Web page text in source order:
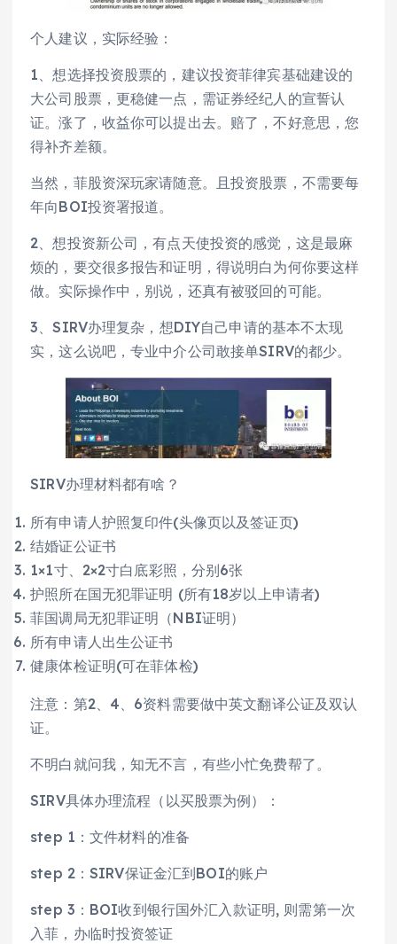
个人建议，实际经验：
1、想选择投资股票的，建议投资菲律宾基础建设的
大公司股票，更稳健一点，需证券经纪人的宣誓认
证。涨了，收益你可以提出去。赔了，不好意思，您
得补齐差额。
当然，菲股资深玩家请随意。且投资股票，不需要每
年向BOI投资署报道。
2、想投资新公司，有点天使投资的感觉，这是最麻
烦的，要交很多报告和证明，得说明白为何你要这样
做。实际操作中，别说，还真有被驳回的可能。
3、SIRV办理复杂，想DIY自己申请的基本不太现
实，这么说吧，专业中介公司敢接单SIRV的都少。
SIRV办理材料都有啥？
所有申请人护照复印件(头像页以及签证页)
结婚证公证书
1×1寸、2×2寸白底彩照，分别6张
护照所在国无犯罪证明 (所有18岁以上申请者)
菲国调局无犯罪证明（NBI证明）
所有申请人出生公证书
健康体检证明(可在菲体检)
注意：第2、4、6资料需要做中英文翻译公证及双认
证。
不明白就问我，知无不言，有些小忙免费帮了。
SIRV具体办理流程（以买股票为例）：
step 1：文件材料的准备
step 2：SIRV保证金汇到BOI的账户
step 3：BOI收到银行国外汇入款证明, 则需第一次
入菲，办临时投资签证